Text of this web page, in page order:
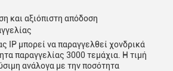
και αξιόπιστη απόδοση
IP μπορεί να παραγγελθεί χονδρικά
παραγγελίας 3000 τεμάχια. Η τιμή
ανάλογα με την ποσότητα